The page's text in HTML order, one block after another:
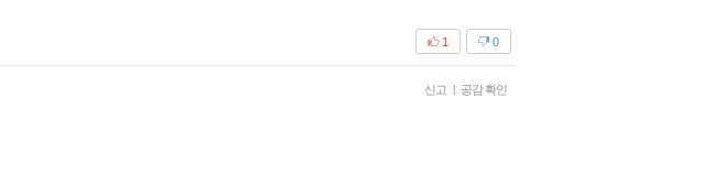
0
1
신고 | 공감 확인